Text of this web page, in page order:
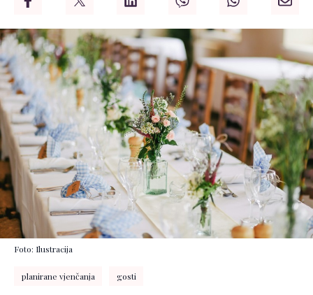
Foto: Ilustracija
planirane vjenčanja gosti